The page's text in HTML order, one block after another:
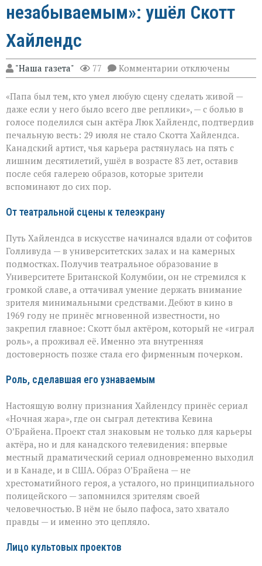
незабываемым»: ушёл Скотт
Хайлендс
"Наша газета" 77 Комментарии к
записи
умел
делать
второстепенное
незабываемым»:
ушёл
Скотт
Хайлендс
отключены
«Папа был тем, кто умел любую сцену сделать живой —
даже если у него было всего две реплики», — с болью в
голосе поделился сын актёра Люк Хайлендс, подтвердив
печальную весть: 29 июля не стало Скотта Хайлендса.
Канадский артист, чья карьера растянулась на пять с
лишним десятилетий, ушёл в возрасте 83 лет, оставив
после себя галерею образов, которые зрители
вспоминают до сих пор.
От театральной сцены к телеэкрану
Путь Хайлендса в искусстве начинался вдали от софитов
Голливуда — в университетских залах и на камерных
подмостках. Получив театральное образование в
Университете Британской Колумбии, он не стремился к
громкой славе, а оттачивал умение держать внимание
зрителя минимальными средствами. Дебют в кино в
1969 году не принёс мгновенной известности, но
закрепил главное: Скотт был актёром, который не «играл
роль», а проживал её. Именно эта внутренняя
достоверность позже стала его фирменным почерком.
Роль, сделавшая его узнаваемым
Настоящую волну признания Хайлендсу принёс сериал
«Ночная жара», где он сыграл детектива Кевина
О’Брайена. Проект стал знаковым не только для карьеры
актёра, но и для канадского телевидения: впервые
местный драматический сериал одновременно выходил
и в Канаде, и в США. Образ О’Брайена — не
хрестоматийного героя, а усталого, но принципиального
полицейского — запомнился зрителям своей
человечностью. В нём не было пафоса, зато хватало
правды — и именно это цепляло.
Лицо культовых проектов